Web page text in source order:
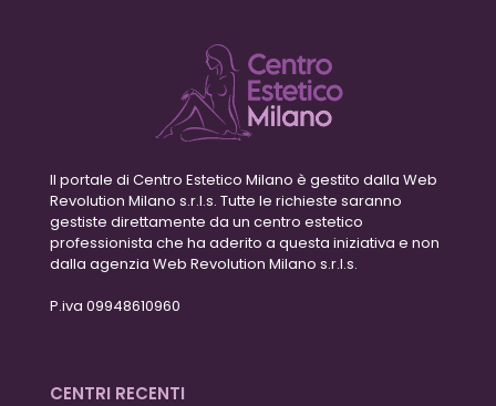
Il portale di Centro Estetico Milano è gestito dalla Web
Revolution Milano s.r.l.s. Tutte le richieste saranno
gestiste direttamente da un centro estetico
professionista che ha aderito a questa iniziativa e non
dalla agenzia Web Revolution Milano s.r.l.s.
P.iva 09948610960
CENTRI RECENTI